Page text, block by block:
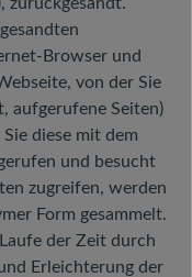
Browser und
von der Sie
aufgerufene Seiten)
diese mit dem
und besucht
zugreifen, werden
Form gesammelt.
der Zeit durch
Erleichterung der